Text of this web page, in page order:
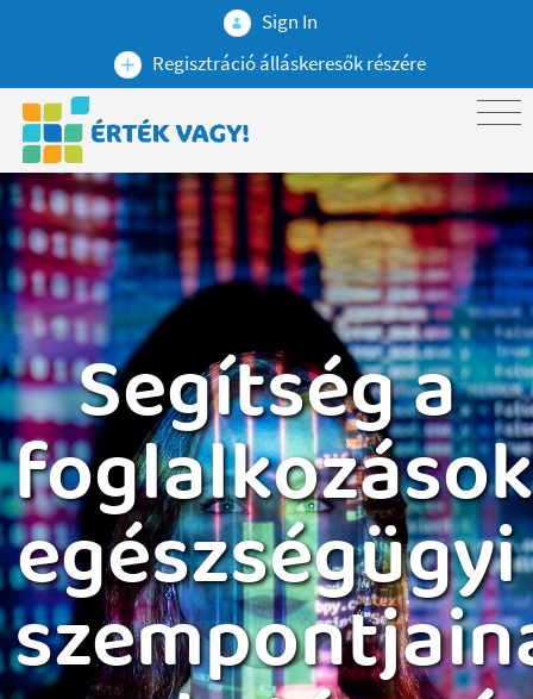
Sign In
Regisztráció álláskeresők részére
Segítség a
foglalkozások
egészségügyi